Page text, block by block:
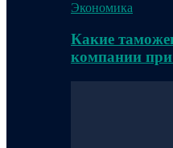
Экономика
Какие
компании